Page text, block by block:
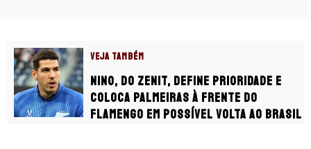
VEJA TAMBÉM
Nino, do Zenit, define prioridade e
coloca Palmeiras à frente do
Flamengo em possível volta ao Brasil